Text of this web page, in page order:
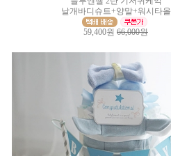
날개바디슈트+양말+워시타올
59,400원 66,000원